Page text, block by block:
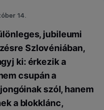
14.
jubileumi
Szlovéniában,
ki: érkezik a
csupán a
szól, hanem
a blokklánc,